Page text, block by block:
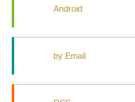
Android
by Email